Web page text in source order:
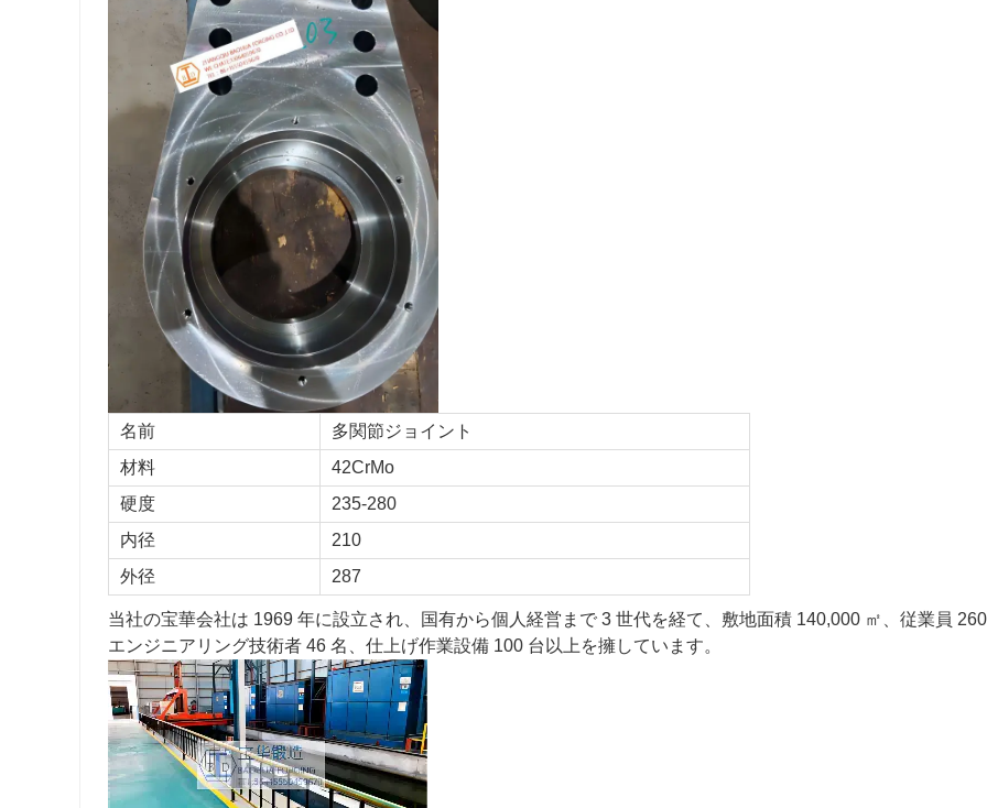
名前
多関節ジョイント
材料
42CrMo
硬度
235-280
内径
210
外径
287
当社の宝華会社は 1969 年に設立され、国有から個人経営まで 3 世代を経て、敷地面積 140,000 ㎡、従業員 260
エンジニアリング技術者 46 名、仕上げ作業設備 100 台以上を擁しています。